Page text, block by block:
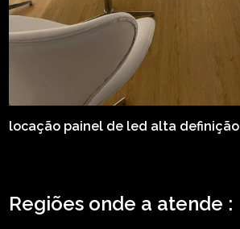
locação painel de led alta definição
Regiões onde a atende :